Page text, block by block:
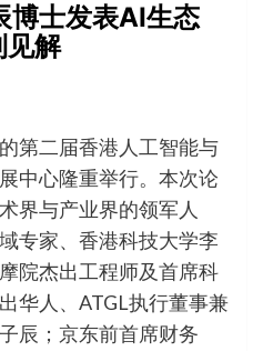
博士发表AI生态
见解
第二届香港人工智能与
中心隆重举行。本次论
界与产业界的领军人
专家、香港科技大学李
院杰出工程师及首席科
华人、ATGL执行董事兼
辰；京东前首席财务